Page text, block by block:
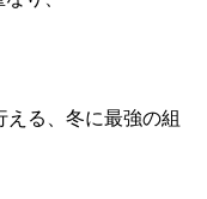
える、冬に最強の組